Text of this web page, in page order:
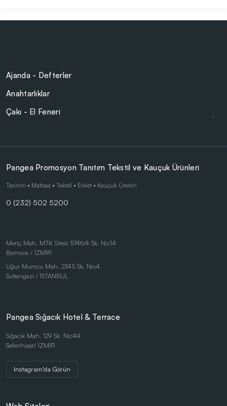
Ajanda - Defterler
Anahtarlıklar
Çakı - El Feneri
Cam Ürünler
Çanta - Cüzdan
Çocuk Ürünleri
Doğa Dostu Ürünler
Kalem Setleri
Kişisel Ürünler
Kırtasiye Ürünleri
Kristal ve Ödül Ürünleri
Masa Saatleri
Masaüstü Ürünler
Metal Tükenmez - Roller Kalemler
Pangea Promosyon Tanıtım Tekstil ve Kauçuk Ürünleri
Tanıtım • Matbaa • Tekstil • Etiket • Kauçuk Üretim
0 (232) 502 5200
Meriç Mah. MTK Sitesi 5746/4 Sk. No:14
Bornova / İZMİR
Uğur Mumcu Mah. 2345 Sk. No:4
Sultangazi / İSTANBUL
Pangea Sığacık Hotel & Terrace
Sığacık Mah. 129 Sk. No:44
Seferihisar/ İZMİR
Instagram'da Görün